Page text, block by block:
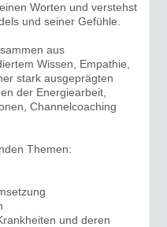
Worten und verstehst
und seiner Gefühle.
aus
Wissen, Empathie,
stark ausgeprägten
der Energiearbeit,
Channelcoaching
Themen:
und deren